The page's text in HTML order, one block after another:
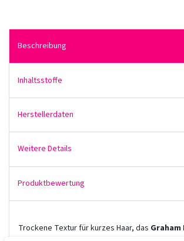
Beschreibung
Inhaltsstoffe
Herstellerdaten
Weitere Details
Produktbewertung
Trockene Textur für kurzes Haar, das Graham